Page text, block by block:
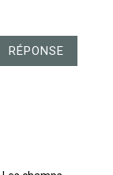
RÉPONSE